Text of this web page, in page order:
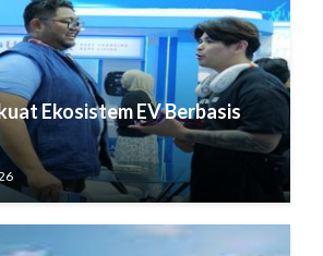
Ekosistem EV Berbasis